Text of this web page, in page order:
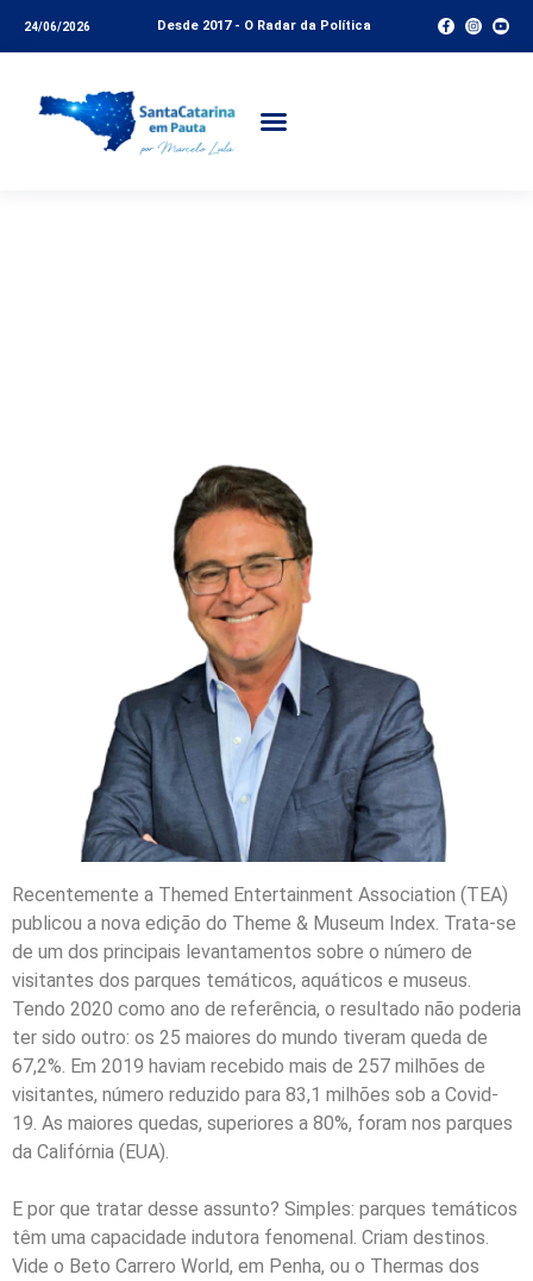
24/06/2026 Desde 2017 - O Radar da Política
Recentemente a Themed Entertainment Association (TEA)
publicou a nova edição do Theme & Museum Index. Trata-se
de um dos principais levantamentos sobre o número de
visitantes dos parques temáticos, aquáticos e museus.
Tendo 2020 como ano de referência, o resultado não poderia
ter sido outro: os 25 maiores do mundo tiveram queda de
67,2%. Em 2019 haviam recebido mais de 257 milhões de
visitantes, número reduzido para 83,1 milhões sob a Covid-
19. As maiores quedas, superiores a 80%, foram nos parques
da Califórnia (EUA).
E por que tratar desse assunto? Simples: parques temáticos
têm uma capacidade indutora fenomenal. Criam destinos.
Vide o Beto Carrero World, em Penha, ou o Thermas dos